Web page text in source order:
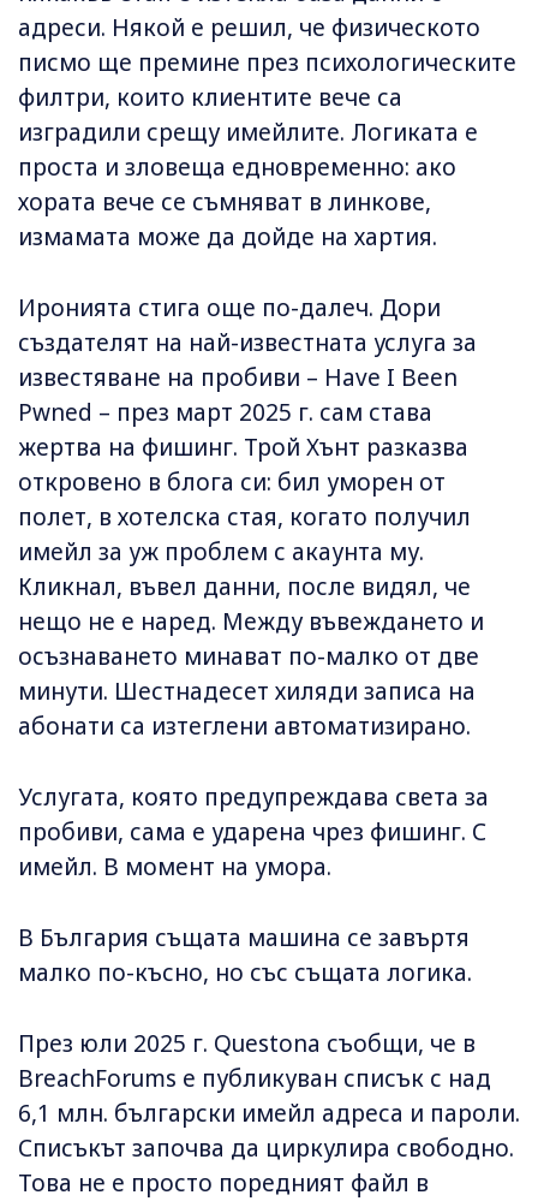
адреси. Някой е решил, че физическото
писмо ще премине през психологическите
филтри, които клиентите вече са
изградили срещу имейлите. Логиката е
проста и зловеща едновременно: ако
хората вече се съмняват в линкове,
измамата може да дойде на хартия.
Иронията стига още по-далеч. Дори
създателят на най-известната услуга за
известяване на пробиви – Have I Been
Pwned – през март 2025 г. сам става
жертва на фишинг. Трой Хънт разказва
откровено в блога си: бил уморен от
полет, в хотелска стая, когато получил
имейл за уж проблем с акаунта му.
Кликнал, въвел данни, после видял, че
нещо не е наред. Между въвеждането и
осъзнаването минават по-малко от две
минути. Шестнадесет хиляди записа на
абонати са изтеглени автоматизирано.
Услугата, която предупреждава света за
пробиви, сама е ударена чрез фишинг. С
имейл. В момент на умора.
В България същата машина се завъртя
малко по-късно, но със същата логика.
През юли 2025 г. Questona съобщи, че в
BreachForums е публикуван списък с над
6,1 млн. български имейл адреса и пароли.
Списъкът започва да циркулира свободно.
Това не е просто поредният файл в